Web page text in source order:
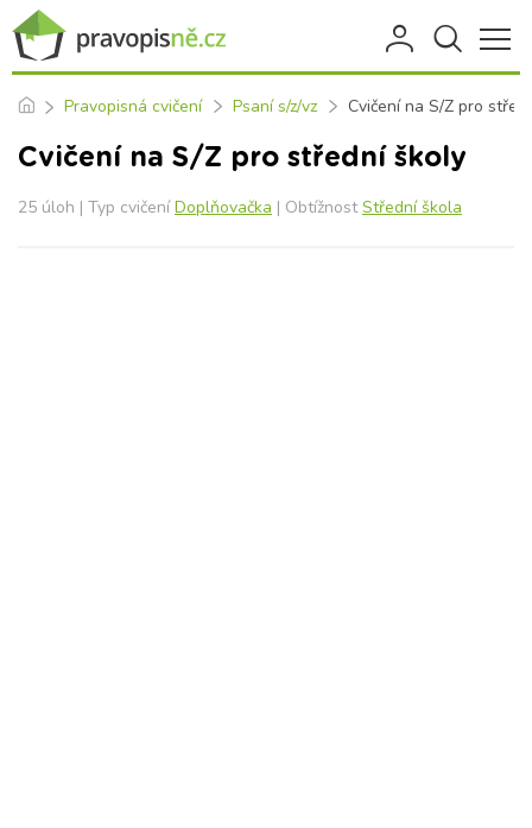
Pravopisná cvičení Psaní s/z/vz Cvičení na S/Z pro
Cvičení na S/Z pro střední školy
25 úloh | Typ cvičeníDoplňovačka | ObtížnostStřední škola